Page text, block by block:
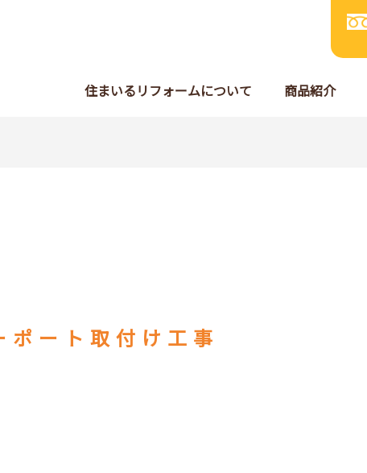
住まいるリフォームについて 商品紹介
ポート取付け工事